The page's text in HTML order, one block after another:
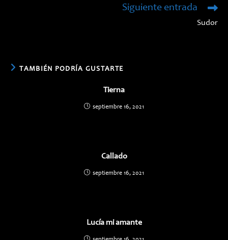
Siguiente entrada
Sudor
TAMBIÉN PODRÍA GUSTARTE
Tierna
septiembre 16, 2021
Callado
septiembre 16, 2021
Lucía mi amante